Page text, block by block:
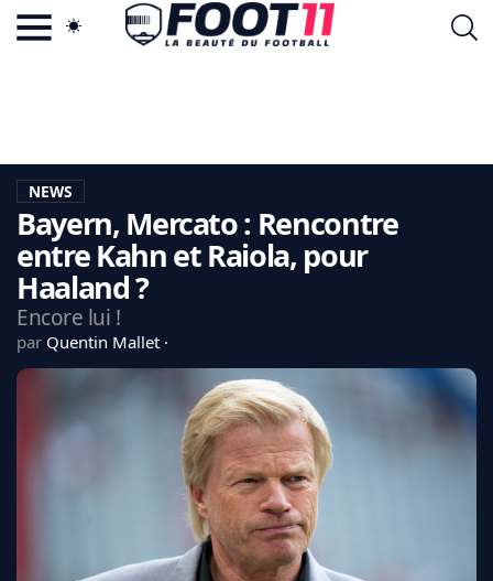
LA CHARTE
VIE PRIVÉE
CGU
CONTACTEZ-NOUS
PSG
NEWS
Bayern, Mercato : Rencontre
entre Kahn et Raiola, pour
Haaland ?
Encore lui !
par Quentin Mallet